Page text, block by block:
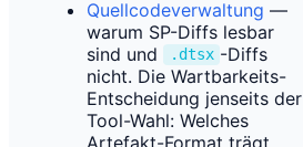
Quellcodeverwaltung —
warum SP-Diffs lesbar
sind und
.dtsx -Diffs
nicht. Die Wartbarkeits-
Entscheidung jenseits der
Tool-Wahl: Welches
Artefakt-Format trägt